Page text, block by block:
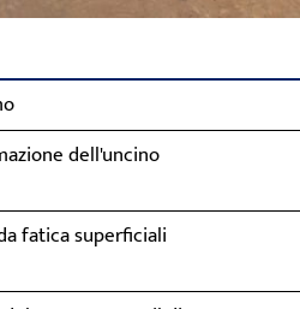
dell'uncino
fatica superficiali